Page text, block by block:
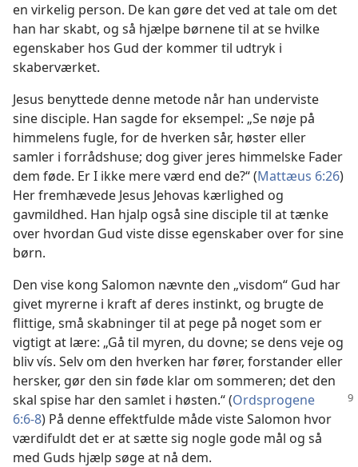
en virkelig person. De kan gøre det ved at tale om det
han har skabt, og så hjælpe børnene til at se hvilke
egenskaber hos Gud der kommer til udtryk i
skaberværket.
Jesus benyttede denne metode når han underviste
sine disciple. Han sagde for eksempel: „Se nøje på
himmelens fugle, for de hverken sår, høster eller
samler i forrådshuse; dog giver jeres himmelske Fader
dem føde. Er I ikke mere værd end de?“ (Mattæus 6:26)
Her fremhævede Jesus Jehovas kærlighed og
gavmildhed. Han hjalp også sine disciple til at tænke
over hvordan Gud viste disse egenskaber over for sine
børn.
Den vise kong Salomon nævnte den „visdom“ Gud har
givet myrerne i kraft af deres instinkt, og brugte de
flittige, små skabninger til at pege på noget som er
vigtigt at lære: „Gå til myren, du dovne; se dens veje og
bliv vís. Selv om den hverken har fører, forstander eller
hersker, gør den sin føde klar om sommeren; det den
skal spise har den samlet i høsten.“ (Ordsprogene
6:6-8) På denne effektfulde måde viste Salomon hvor
værdifuldt det er at sætte sig nogle gode mål og så
med Guds hjælp søge at nå dem.